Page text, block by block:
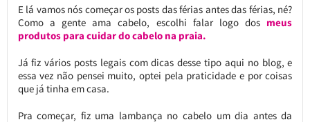
E lá vamos nós começar os posts das férias antes das férias, né?
Como a gente ama cabelo, escolhi falar logo dos meus
produtos para cuidar do cabelo na praia.
Já fiz vários posts legais com dicas desse tipo aqui no blog, e
essa vez não pensei muito, optei pela praticidade e por coisas
que já tinha em casa.
Pra começar, fiz uma lambança no cabelo um dia antes da